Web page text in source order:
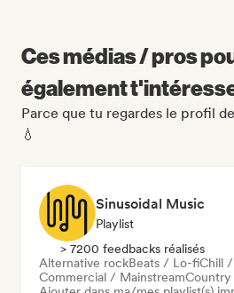
Ces médias / pros
également
Parce que tu regardes le profil
💧
Sinusoidal Music
Playlist
> 7200 feedbacks réalisés
Alternative rockBeats / Lo-fiChill
Commercial / MainstreamCountry